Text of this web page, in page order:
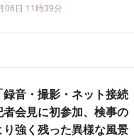
06日 11時39分
音・撮影・ネット接続
会見に初参加、検事の
強く残った異様な風景